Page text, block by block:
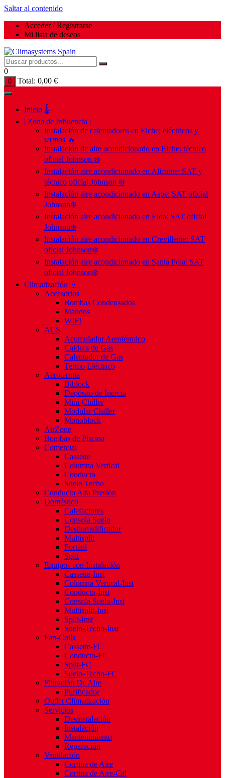
Saltar al contenido
Acceder / Registrarse
Mi lista de deseos
0
0 Total: 0,00 €
Inicio 🌡️
| Zona de Influencia |
Instalación de calentadores en Elche: eléctricos y
termos 🔥
Instalación de aire acondicionado en Elche: técnico
oficial Johnson ❄️
Instalación aire acondicionado en Alicante: SAT y
técnico oficial Johnson ❄️
Instalación aire acondicionado en Aspe: SAT oficial
Johnson❄️
Instalación aire acondicionado en Elda: SAT oficial
Johnson❄️
Instalación aire acondicionado en Crevillente: SAT
oficial Johnson❄️
Instalación aire acondicionado en Santa Pola: SAT
oficial Johnson❄️
Climatización 💧
Accesorios
Bombas Condensados
Mandos
WIFI
ACS
Acumulador Aerotérmico
Caldera de Gas
Calentador de Gas
Termo Eléctrico
Aerotermia
Biblock
Depósito de Inercia
Mini-Chiller
Modular Chiller
Monoblock
AirZone
Bombas de Piscina
Comercial
Cassette
Columna Vertical
Conducto
Suelo Techo
Conducto Alta Presión
Doméstico
Calefactores
Consola Suelo
Deshumidificador
Multisplit
Portátil
Split
Equipos con Instalación
Cassette-Inst
Columna Vertical-Inst
Conducto-Inst
Consola Suelo-Inst
Multisplit-Inst
Split-Inst
Suelo-Techo-Inst
Fan-Coils
Cassette-FC
Conducto-FC
Split-FC
Suelo-Techo-FC
Filtración De Aire
Purificador
Outlet Climatización
Servicios
Desinstalación
Instalación
Mantenimiento
Reparación
Ventilación
Cortina de Aire
Cortina de Aire-Cal